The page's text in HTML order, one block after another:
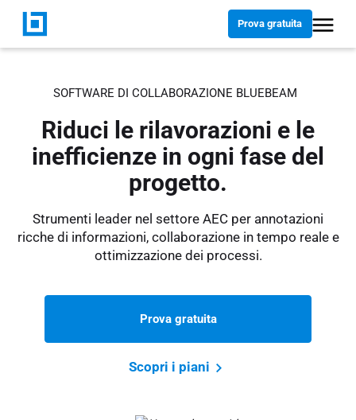
Prova gratuita
SOFTWARE DI COLLABORAZIONE BLUEBEAM
Riduci le rilavorazioni e le
inefficienze in ogni fase del
progetto.
Strumenti leader nel settore AEC per annotazioni
ricche di informazioni, collaborazione in tempo reale e
ottimizzazione dei processi.
Prova gratuita
Scopri i piani